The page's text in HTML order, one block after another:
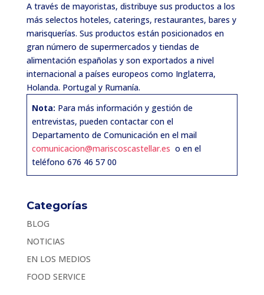
A través de mayoristas, distribuye sus productos a los
más selectos hoteles, caterings, restaurantes, bares y
marisquerías. Sus productos están posicionados en
gran número de supermercados y tiendas de
alimentación españolas y son exportados a nivel
internacional a países europeos como Inglaterra,
Holanda. Portugal y Rumanía.
Nota: Para más información y gestión de
entrevistas, pueden contactar con el
Departamento de Comunicación en el mail
comunicacion@mariscoscastellar.es o en el
teléfono 676 46 57 00
Categorías
BLOG
NOTICIAS
EN LOS MEDIOS
FOOD SERVICE